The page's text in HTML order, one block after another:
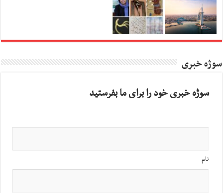
سوژه خبری
سوژه خبری خود را برای ما بفرستید
نام